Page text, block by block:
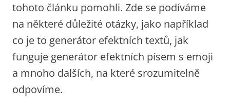
tohoto článku pomohli. Zde se podíváme
na některé důležité otázky, jako například
co je to generátor efektních textů, jak
funguje generátor efektních písem s emoji
a mnoho dalších, na které srozumitelně
odpovíme.